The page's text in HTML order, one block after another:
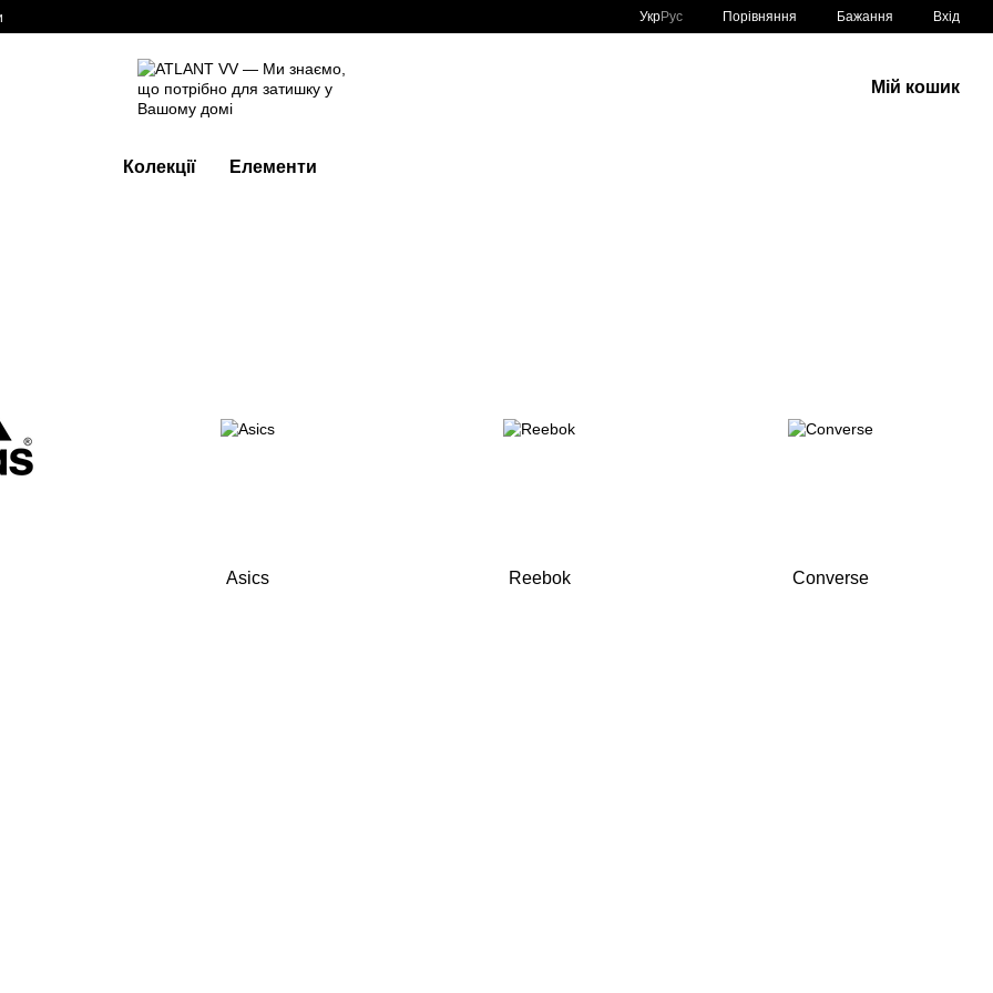
УкрРус Порівняння Бажання Вхід
Мій кошик
Колекції Елементи
Asics Reebok Converse